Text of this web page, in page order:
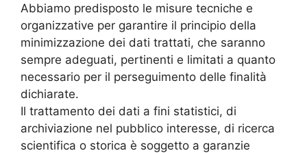
Abbiamo predisposto le misure tecniche e
organizzative per garantire il principio della
minimizzazione dei dati trattati, che saranno
sempre adeguati, pertinenti e limitati a quanto
necessario per il perseguimento delle finalità
dichiarate.
Il trattamento dei dati a fini statistici, di
archiviazione nel pubblico interesse, di ricerca
scientifica o storica è soggetto a garanzie